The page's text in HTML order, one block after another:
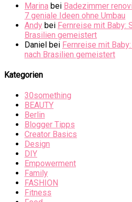
Marina bei Badezimmer
7 geniale Ideen ohne Umbau
Andy bei Fernreise mit Baby:
Brasilien gemeistert
Daniel bei Fernreise mit
nach Brasilien gemeistert
Kategorien
30something
BEAUTY
Berlin
Blogger Tipps
Creator Basics
Design
DIY
Empowerment
Family
FASHION
Fitness